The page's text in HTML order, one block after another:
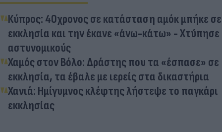
Κύπρος: 40χρονος σε κατάσταση αμόκ μπήκε σε
εκκλησία και την έκανε «άνω-κάτω» - Χτύπησε
αστυνομικούς
Χαμός στον Βόλο: Δράστης που τα «έσπασε» σε
εκκλησία, τα έβαλε με ιερείς στα δικαστήρια
Χανιά: Ημίγυμνος κλέφτης λήστεψε το παγκάρι
εκκλησίας